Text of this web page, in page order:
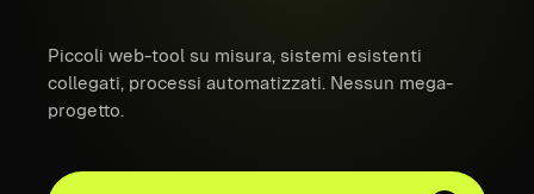
Piccoli web-tool su misura, sistemi esistenti
collegati, processi automatizzati. Nessun mega-
progetto.